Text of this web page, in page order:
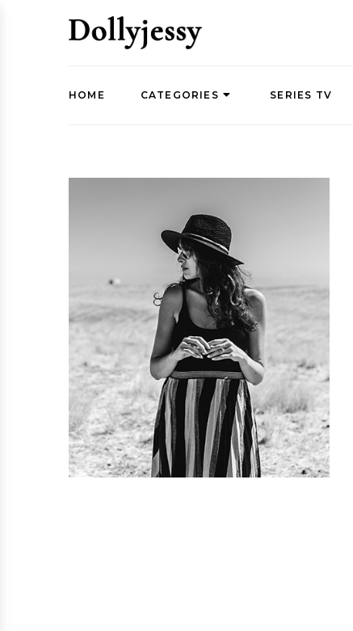
HOME CATEGORIES SERIES TV